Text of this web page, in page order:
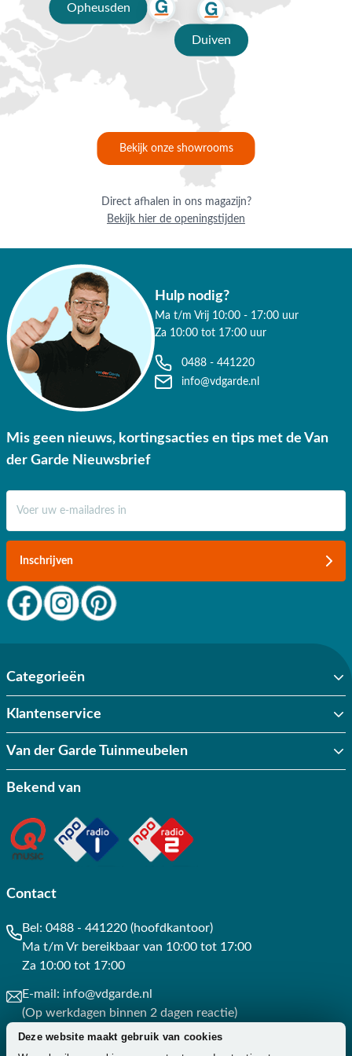
Deze website maakt gebruik van cookies
zweefparasol Havanna Taupe?
De Platinum Voyager zweefparasol wordt geleverd exclusief
parasolvoet. Dit omdat er meerdere opties mogelijk zijn. Wij
adviseren om bij de Voyager parasol minstens een voet van 90
kg te gebruiken. Deze is zowel leverbaar in een variant met als
zonder wielen. Daarnaast kan er worden gekozen voor een
ingraafvoet. Deze heeft als voordeel dat hij geen ruimte
inneemt op je terras.
Om de levensduur van je parasol te verlengen raden we aan
om een parasolhoes te gebruiken als u de parasol niet
zweefparasol Havanna Taupe? Bel, mail of kom langs in
Opheusden, Duiven of Apeldoorn. Wij helpen u graag bij het
maken van de juiste keuze voor een goede zweefparasol.
Opheusden
Duiven
Bekijk onze showrooms
Direct afhalen in ons magazijn?
Bekijk hier de openingstijden
Hulp nodig?
Ma t/m Vrij 10:00 - 17:00 uur
Za 10:00 tot 17:00 uur
0488 - 441220
info@vdgarde.nl
Mis geen nieuws, kortingsacties en tips met de Van
der Garde Nieuwsbrief
Inschrijven
Categorieën
Klantenservice
Van der Garde Tuinmeubelen
Bekend van
Contact
Bel: 0488 - 441220 (hoofdkantoor)
Ma t/m Vr bereikbaar van 10:00 tot 17:00
Za 10:00 tot 17:00
E-mail: info@vdgarde.nl
(Op werkdagen binnen 2 dagen reactie)
Whatsapp: 0488441220